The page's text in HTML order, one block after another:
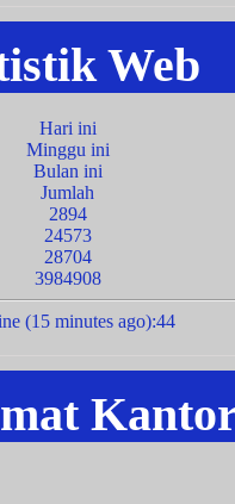
Web
Hari ini
Minggu ini
Bulan ini
Jumlah
2894
24573
28704
3984908
(15 minutes ago):44